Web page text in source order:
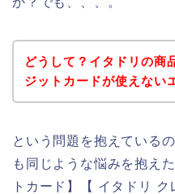
どうして？イタドリの商
ジットカードが使えない
という問題を抱えている
も同じような悩みを抱え
トカード】【 イタドリ